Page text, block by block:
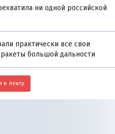
ни одной российской
практически все свои
большой дальности
в ленту